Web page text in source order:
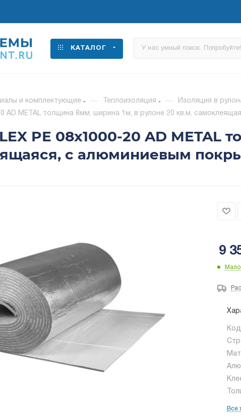
КАТАЛОГ
и комплектующие — Теплоизоляция — Изоляция в
AD METAL толщина 8мм, ширина 1м, в рулоне 20 кв.м,
PE 08x1000-20 AD
с алюминиевым
9
Мало
Код
Все